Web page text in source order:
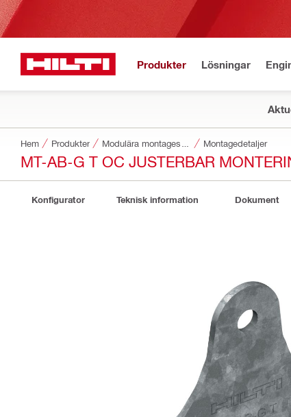
Produkter Lösningar
Hem Produkter Montagedetaljer
MT-AB-G T OC JUSTERBAR
Konfigurator Teknisk information Dokument